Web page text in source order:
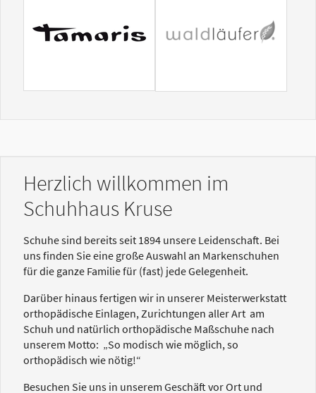
Herzlich willkommen im
Schuhhaus Kruse
Schuhe sind bereits seit 1894 unsere Leidenschaft. Bei
uns finden Sie eine große Auswahl an Markenschuhen
für die ganze Familie für (fast) jede Gelegenheit.
Darüber hinaus fertigen wir in unserer Meisterwerkstatt
orthopädische Einlagen, Zurichtungen aller Art am
Schuh und natürlich orthopädische Maßschuhe nach
unserem Motto: „So modisch wie möglich, so
orthopädisch wie nötig!“
Besuchen Sie uns in unserem Geschäft vor Ort und